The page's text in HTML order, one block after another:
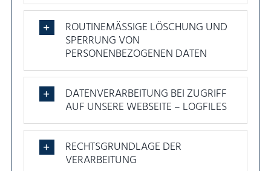
ROUTINEMÄSSIGE LÖSCHUNG UND
SPERRUNG VON
PERSONENBEZOGENEN DATEN
DATENVERARBEITUNG BEI ZUGRIFF
AUF UNSERE WEBSEITE – LOGFILES
RECHTSGRUNDLAGE DER
VERARBEITUNG